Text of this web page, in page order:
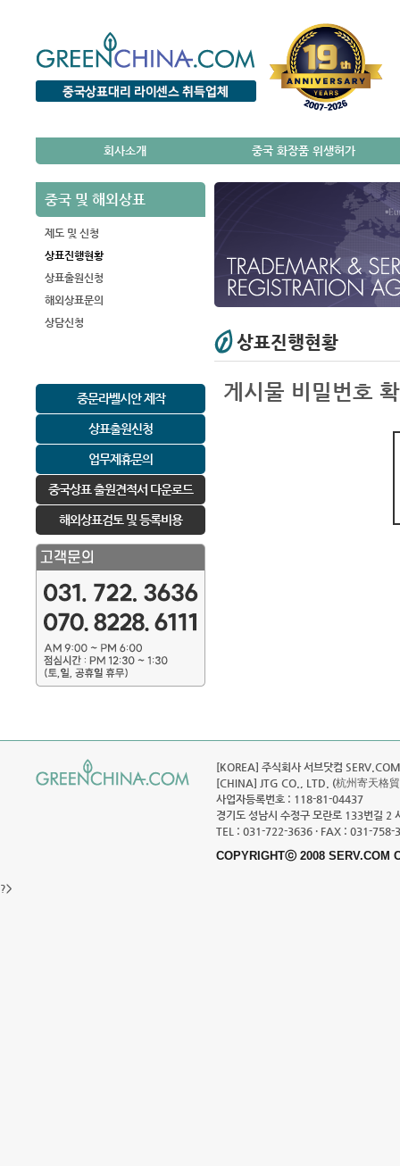
회사소개 중국 화장품 위생허가
중국 및 해외상표
제도 및 신청
상표진행현황
상표출원신청
해외상표문의
상담신청
중문라벨시안 제작
상표출원신청
업무제휴문의
중국상표 출원견적서 다운로드
해외상표검토 및 등록비용
상표진행현황
게시물 비밀번호
[KOREA] 주식회사 서브닷컴
[CHINA] JTG CO., LTD. (杭州寄天格
사업자등록번호 : 118-81-04437
경기도 성남시 수정구 모란로 133번길 2
TEL : 031-722-3636 · FAX : 031-758-
COPYRIGHTⓒ 2008 SERV.COM
?>